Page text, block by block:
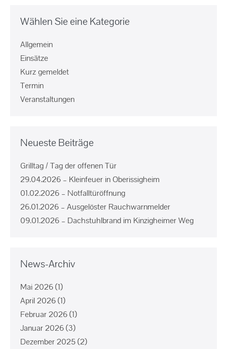
Wählen Sie eine Kategorie
Allgemein
Einsätze
Kurz gemeldet
Termin
Veranstaltungen
Neueste Beiträge
Grilltag / Tag der offenen Tür
29.04.2026 – Kleinfeuer in Oberissigheim
01.02.2026 – Notfalltüröffnung
26.01.2026 – Ausgelöster Rauchwarnmelder
09.01.2026 – Dachstuhlbrand im Kinzigheimer Weg
News-Archiv
Mai 2026(1)
April 2026(1)
Februar 2026(1)
Januar 2026(3)
Dezember 2025(2)